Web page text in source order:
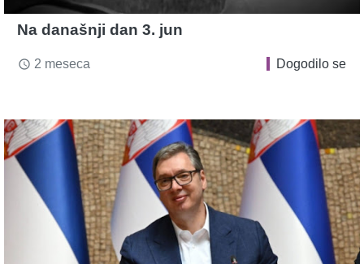
Na današnji dan 3. jun
access_time 2 meseca Dogodilo se